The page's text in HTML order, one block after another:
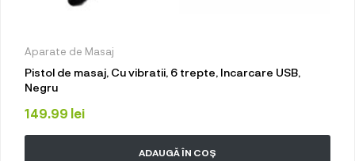
Aparate de Masaj
Pistol de masaj, Cu vibratii, 6 trepte, Incarcare USB,
Negru
149.99 lei
ADAUGĂ ÎN COȘ